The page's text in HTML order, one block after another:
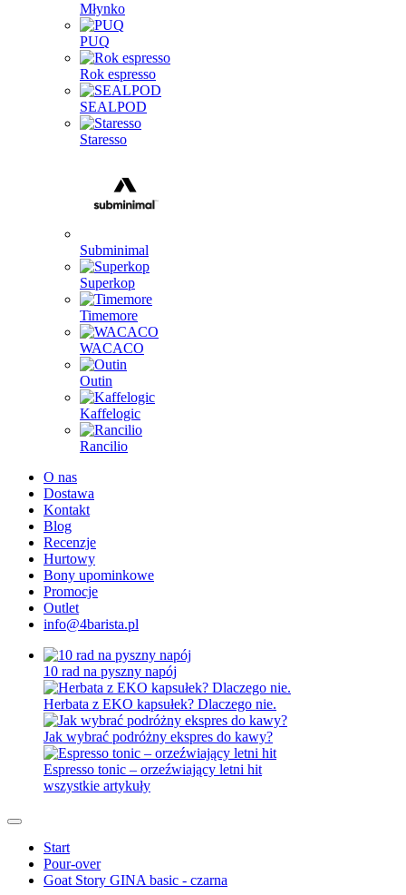
Młynko
PUQ
Rok espresso
SEALPOD
Staresso
Subminimal
Superkop
Timemore
WACACO
Outin
Kaffelogic
Rancilio
O nas
Dostawa
Kontakt
Blog
Recenzje
Hurtowy
Bony upominkowe
Promocje
Outlet
info@4barista.pl
10 rad na pyszny napój
Herbata z EKO kapsułek? Dlaczego nie.
Jak wybrać podróżny ekspres do kawy?
Espresso tonic – orzeźwiający letni hit
wszystkie artykuły
Start
Pour-over
Goat Story GINA basic - czarna